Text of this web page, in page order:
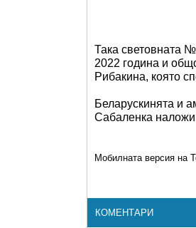
Така световната
2022 година и
Рибакина, която
Беларускинята и
Сабаленка наложи
Мобилната версия на
КОМЕНТАРИ